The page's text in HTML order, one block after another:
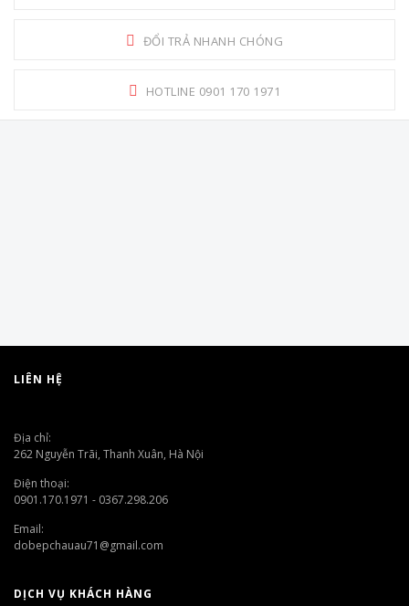
ĐỔI TRẢ NHANH CHÓNG
HOTLINE 0901 170 1971
LIÊN HỆ
Địa chỉ:
262 Nguyễn Trãi, Thanh Xuân, Hà Nội
Điện thoại:
0901.170.1971 - 0367.298.206
Email:
dobepchauau71@gmail.com
DỊCH VỤ KHÁCH HÀNG